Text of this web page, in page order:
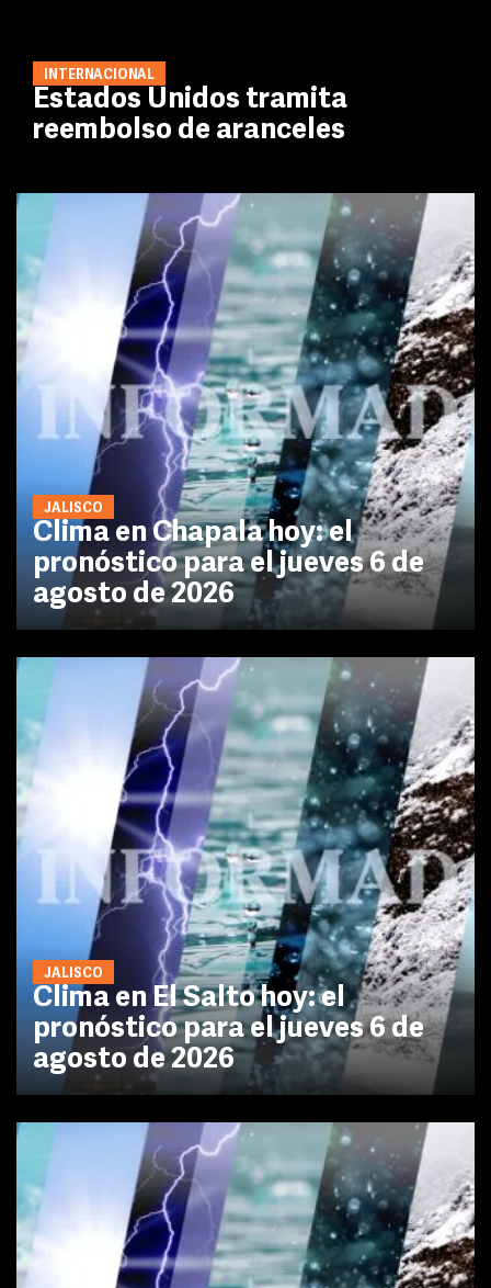
INTERNACIONAL
Estados Unidos tramita
reembolso de aranceles
JALISCO
Clima en Chapala hoy: el
pronóstico para el jueves 6 de
agosto de 2026
JALISCO
Clima en El Salto hoy: el
pronóstico para el jueves 6 de
agosto de 2026